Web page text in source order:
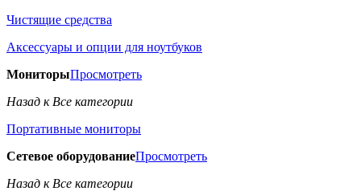
Чистящие средства
Аксессуары и опции для ноутбуков
МониторыПросмотреть
Назад к Все категории
Портативные мониторы
Сетевое оборудованиеПросмотреть
Назад к Все категории